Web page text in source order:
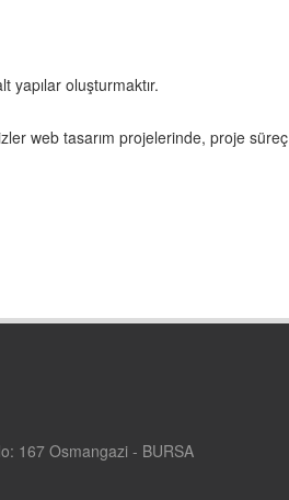
yapılar oluşturmaktır.
web tasarım projelerinde, proje süreç
167 Osmangazi - BURSA